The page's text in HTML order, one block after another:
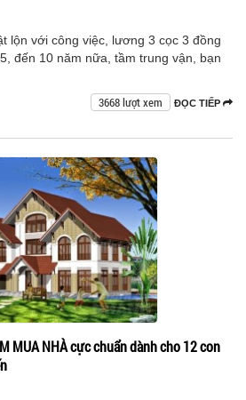
lộn với công việc, lương 3 cọc 3 đồng
đến 10 năm nữa, tầm trung vận, bạn
ĐỌC TIẾP
3668 lượt xem
MUA NHÀ cực chuẩn dành cho 12 con